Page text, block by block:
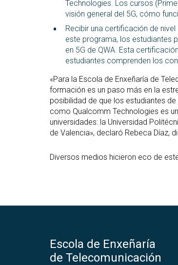
Technologies. Los cursos
visión general del 5G, cómo
Recibir una certificación de
este programa, los estudiantes
en 5G de QWA. Esta
estudiantes comprenden los
«Para la Escola de Enxeñaría de
formación es un paso más en la
posibilidad de que los estudiantes
como Qualcomm Technologies es
universidades: la Universidad
de Valencia», declaró Rebeca Díaz,
Diversos medios hicieron eco de
Escola de Enxeñaría
de Telecomunicación